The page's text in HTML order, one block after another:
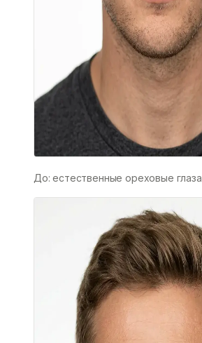
До: естественные ореховые глаза